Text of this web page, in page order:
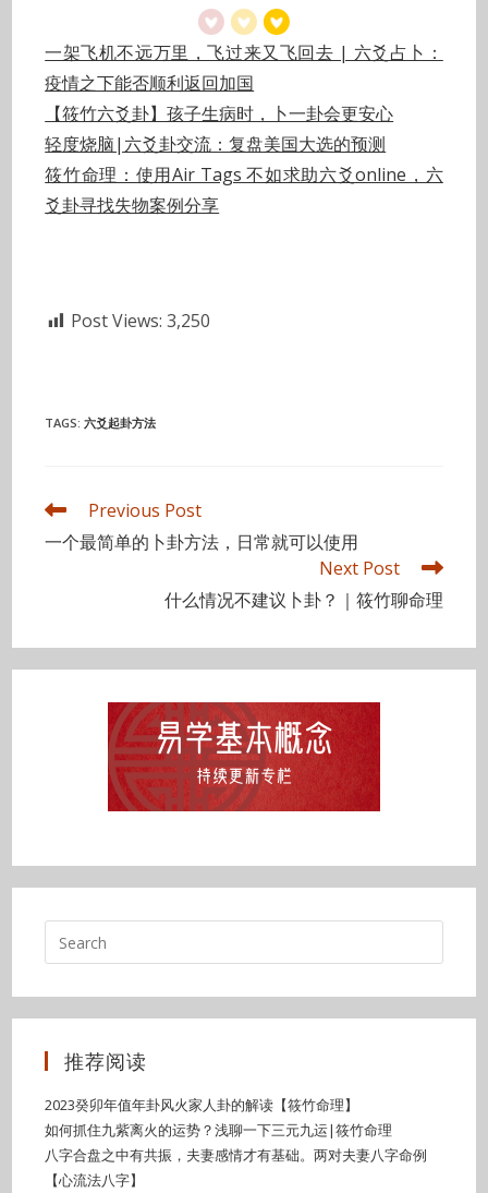
一架飞机不远万里，飞过来又飞回去 | 六爻占卜：
疫情之下能否顺利返回加国
【筱竹六爻卦】孩子生病时，卜一卦会更安心
轻度烧脑|六爻卦交流：复盘美国大选的预测
筱竹命理：使用Air Tags 不如求助六爻online，六
爻卦寻找失物案例分享
Post Views: 3,250
TAGS:六爻起卦方法
Read
more
articles
Previous Post
一个最简单的卜卦方法，日常就可以使用
Next Post
什么情况不建议卜卦？｜筱竹聊命理
推荐阅读
2023癸卯年值年卦风火家人卦的解读【筱竹命理】
如何抓住九紫离火的运势？浅聊一下三元九运|筱竹命理
八字合盘之中有共振，夫妻感情才有基础。两对夫妻八字命例
【心流法八字】